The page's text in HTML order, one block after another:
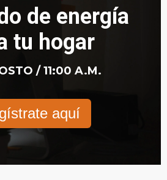
de energía
tu hogar
/ 11:00 A.M.
aquí